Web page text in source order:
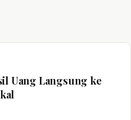
Uang Langsung ke